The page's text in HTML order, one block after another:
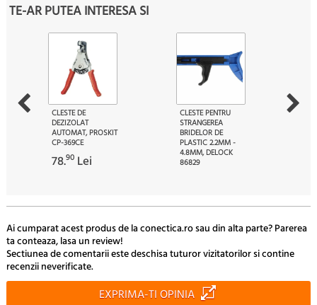
TE-AR PUTEA INTERESA SI
CLESTE DE
DEZIZOLAT
AUTOMAT, PROSKIT
CP-369CE
78.90 Lei
CLESTE PENTRU
STRANGEREA
BRIDELOR DE
PLASTIC 2.2MM -
4.8MM, DELOCK
86829
Ai cumparat acest produs de la conectica.ro sau din alta parte? Parerea
ta conteaza, lasa un review!
Sectiunea de comentarii este deschisa tuturor vizitatorilor si contine
recenzii neverificate.
EXPRIMA-TI OPINIA